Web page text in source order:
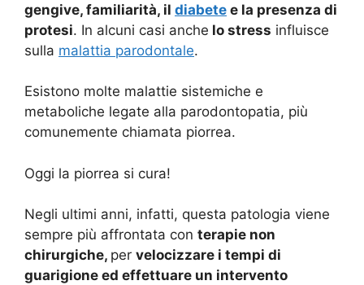
gengive, familiarità, il diabete e la presenza di
protesi. In alcuni casi anche lo stress influisce
sulla malattia parodontale.
Esistono molte malattie sistemiche e
metaboliche legate alla parodontopatia, più
comunemente chiamata piorrea.
Oggi la piorrea si cura!
Negli ultimi anni, infatti, questa patologia viene
sempre più affrontata con terapie non
chirurgiche, per velocizzare i tempi di
guarigione ed effettuare un intervento